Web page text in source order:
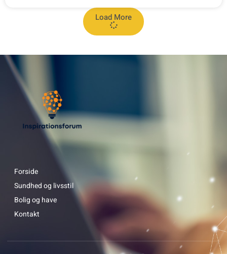
Load More
Forside
Sundhed og livsstil
Bolig og have
Kontakt